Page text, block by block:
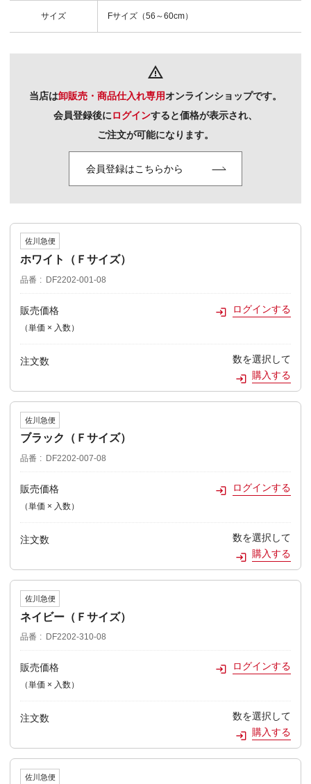
サイズ Fサイズ（56～60cm）
warning_amber
当店は卸販売・商品仕入れ専用オンラインショップです。
会員登録後にログインすると価格が表示され、
ご注文が可能になります。
会員登録はこちらから
佐川急便
ホワイト（Ｆサイズ）
品番 DF2202-001-08
販売価格
（単価 × 入数）
ログインする
注文数
数を選択して
購入する
佐川急便
ブラック（Ｆサイズ）
品番 DF2202-007-08
販売価格
（単価 × 入数）
ログインする
注文数
数を選択して
購入する
佐川急便
ネイビー（Ｆサイズ）
品番 DF2202-310-08
販売価格
（単価 × 入数）
ログインする
注文数
数を選択して
購入する
佐川急便